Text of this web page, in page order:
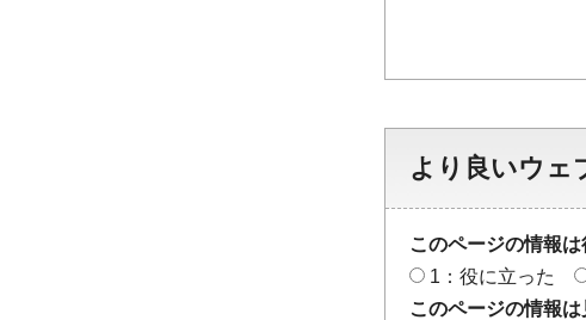
より良いウェ
このページの情報
1：役に立った
このページの情報